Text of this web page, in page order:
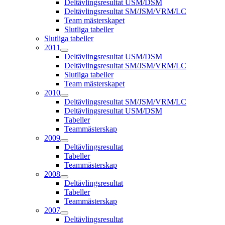
Deltävlingsresultat USM/DSM
Deltävlingsresultat SM/JSM/VRM/LC
Team mästerskapet
Slutliga tabeller
Slutliga tabeller
2011
Deltävlingsresultat USM/DSM
Deltävlingsresultat SM/JSM/VRM/LC
Slutliga tabeller
Team mästerskapet
2010
Deltävlingsresultat SM/JSM/VRM/LC
Deltävlingsresultat USM/DSM
Tabeller
Teammästerskap
2009
Deltävlingsresultat
Tabeller
Teammästerskap
2008
Deltävlingsresultat
Tabeller
Teammästerskap
2007
Deltävlingsresultat